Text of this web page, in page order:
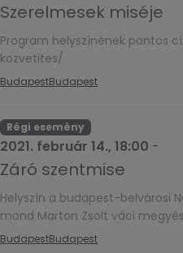
Szerelmesek miséje
Program helyszínének pontos
kozvetites/
BudapestBudapest
Régi esemény
2021. február 14., 18:00 -
Záró szentmise
Helyszín a budapest-belvárosi
mond Marton Zsolt váci
BudapestBudapest